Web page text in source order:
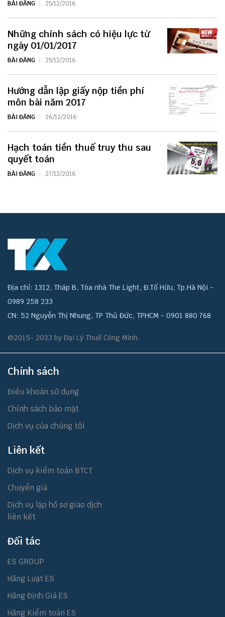
BÀI ĐĂNG 25/12/2016
Những chính sách có hiệu lực từ
ngày 01/01/2017
BÀI ĐĂNG 25/12/2016
Hướng dẫn lập giấy nộp tiền phí
môn bài năm 2017
BÀI ĐĂNG 26/12/2016
Hạch toán tiền thuế truy thu sau
quyết toán
BÀI ĐĂNG 27/12/2016
Địa chỉ: 1312, Tháp B, Tòa nhà The Light, Đ.Tố Hữu, Tp.Hà Nội -
0989 258 233
CN: 52 Nguyễn Thị Nhung, TP Thủ Đức, TPHCM - 0901 880 768
©2015- 2023 by Đại Lý Thuế Công Minh.
Chính sách
Điều khoản sử dụng
Chính sách bảo mật
Dịch vụ của chúng tôi
Liên kết
Dịch vụ kiểm toán BTCT
Chuyển giá
Dịch vụ lập hồ sơ giao dịch
liên kết
Đối tác
ES GROUP
Hãng Luật ES
Hãng Định Giá ES
Hãng Kiểm toán ES